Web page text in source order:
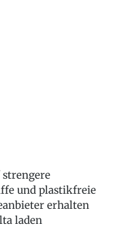
und plastikfreie
erhalten
laden